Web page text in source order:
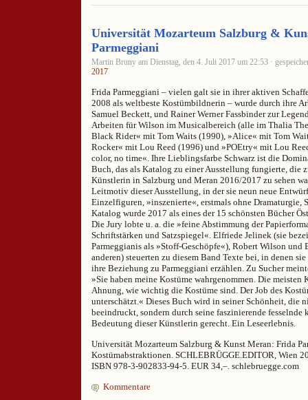
Universität Mozarteum Salzburg &
Parmeggiani
Martin Bruny am Dienstag, den 4. Juli 2017 um 22:53 ·
2017
Frida Parmeggiani – vielen galt sie in ihrer aktiven
2008 als weltbeste Kostümbildnerin – wurde durch ihre
Samuel Beckett, und Rainer Werner Fassbinder zur
Arbeiten für Wilson im Musicalbereich (alle im Thalia
Black Rider« mit Tom Waits (1990), »Alice« mit Tom
Rocker« mit Lou Reed (1996) und »POEtry« mit Lou
color, no time«. Ihre Lieblingsfarbe Schwarz ist die
Buch, das als Katalog zu einer Ausstellung fungierte, die
Künstlerin in Salzburg und Meran 2016/2017 zu sehen
Leitmotiv dieser Ausstellung, in der sie neun neue
Einzelfiguren, »inszenierte«, erstmals ohne Dramaturgie,
Katalog wurde 2017 als eines der 15 schönsten Bücher
Die Jury lobte u. a. die »feine Abstimmung der
Schriftstärken und Satzspiegel«. Elfriede Jelinek (sie
Parmeggianis als »Stoff-Geschöpfe«), Robert Wilson und
anderen) steuerten zu diesem Band Texte bei, in denen
ihre Beziehung zu Parmeggiani erzählen. Zu Sucher
»Sie haben meine Kostüme wahrgenommen. Die meisten
Ahnung, wie wichtig die Kostüme sind. Der Job des
unterschätzt.« Dieses Buch wird in seiner Schönheit, die
beeindruckt, sondern durch seine faszinierende fesselnde
Bedeutung dieser Künstlerin gerecht. Ein Leseerlebnis.
Universität Mozarteum Salzburg & Kunst Meran: Frida
Kostümabstraktionen. SCHLEBRÜGGE.EDITOR, Wien
ISBN 978-3-902833-94-5. EUR 34,–. schlebruegge.com
Kommentare